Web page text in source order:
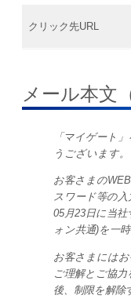
クリック先URL
メール本文
「マイゲート
うございます。
お客さまの
スワード等の
05月23日に当
ォン共通)を一
お客さまには
ご理解とご協
後、制限を解